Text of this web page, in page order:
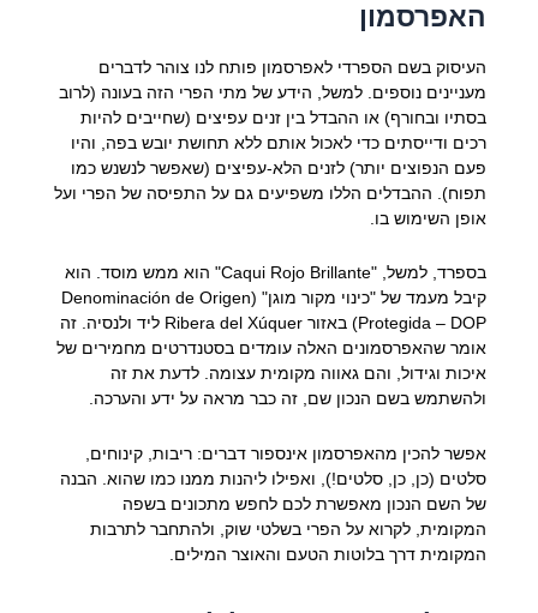
האפרסמון
העיסוק בשם הספרדי לאפרסמון פותח לנו צוהר לדברים
מעניינים נוספים. למשל, הידע של מתי הפרי הזה בעונה (לרוב
בסתיו ובחורף) או ההבדל בין זנים עפיצים (שחייבים להיות
רכים ודייסתים כדי לאכול אותם ללא תחושת יובש בפה, והיו
פעם הנפוצים יותר) לזנים הלא-עפיצים (שאפשר לנשנש כמו
תפוח). ההבדלים הללו משפיעים גם על התפיסה של הפרי ועל
אופן השימוש בו.
בספרד, למשל, "Caqui Rojo Brillante" הוא ממש מוסד. הוא
קיבל מעמד של "כינוי מקור מוגן" (Denominación de Origen
Protegida – DOP) באזור Ribera del Xúquer ליד ולנסיה. זה
אומר שהאפרסמונים האלה עומדים בסטנדרטים מחמירים של
איכות וגידול, והם גאווה מקומית עצומה. לדעת את זה
ולהשתמש בשם הנכון שם, זה כבר מראה על ידע והערכה.
אפשר להכין מהאפרסמון אינספור דברים: ריבות, קינוחים,
סלטים (כן, כן, סלטים!), ואפילו ליהנות ממנו כמו שהוא. הבנה
של השם הנכון מאפשרת לכם לחפש מתכונים בשפה
המקומית, לקרוא על הפרי בשלטי שוק, ולהתחבר לתרבות
המקומית דרך בלוטות הטעם והאוצר המילים.